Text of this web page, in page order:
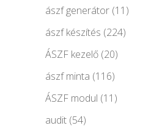
ászf generátor (11)
ászf készítés (224)
ÁSZF kezelő (20)
ászf minta (116)
ÁSZF modul (11)
audit (54)